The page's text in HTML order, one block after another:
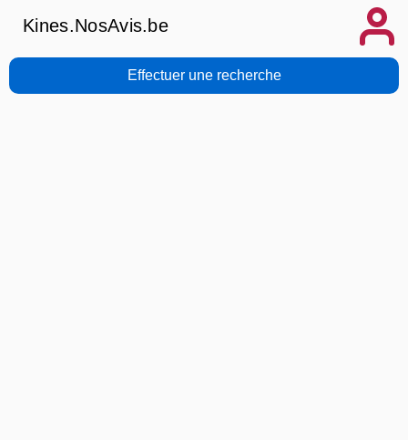
Kines.NosAvis.be
Effectuer une recherche